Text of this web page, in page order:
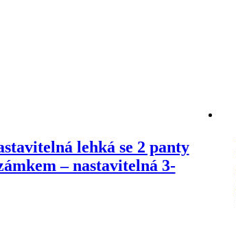
lehká se 2 panty
– nastavitelná 3-